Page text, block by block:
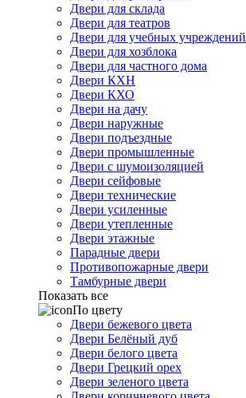
Двери для склада
Двери для театров
Двери для учебных учреждений
Двери для хозблока
Двери для частного дома
Двери КХН
Двери КХО
Двери на дачу
Двери наружные
Двери подъездные
Двери промышленные
Двери с шумоизоляцией
Двери сейфовые
Двери технические
Двери усиленные
Двери утепленные
Двери этажные
Парадные двери
Противопожарные двери
Тамбурные двери
Показать все
По цвету
Двери бежевого цвета
Двери Белёный дуб
Двери белого цвета
Двери Грецкий орех
Двери зеленого цвета